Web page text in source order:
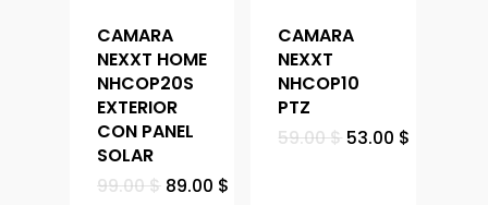
CAMARA
NEXXT HOME
NHCOP20S
EXTERIOR
CON PANEL
SOLAR
99.00$ 89.00 $
CAMARA
NEXXT
NHCOP10
PTZ
59.00$ 53.00 $
Tienda
Computación
Carrito